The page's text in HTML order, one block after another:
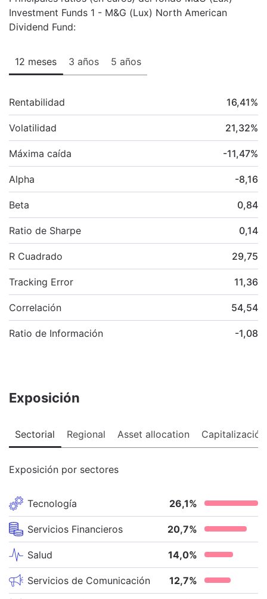
Investment Funds 1 - M&G (Lux) North American
Dividend Fund:
12 meses 3 años 5 años
Rentabilidad 16,41%
Volatilidad 21,32%
Máxima caída -11,47%
Alpha -8,16
Beta 0,84
Ratio de Sharpe 0,14
R Cuadrado 29,75
Tracking Error 11,36
Correlación 54,54
Ratio de Información -1,08
Exposición
Sectorial Regional Asset allocation Capitalización
Exposición por sectores
Tecnología 26,1%
Servicios Financieros 20,7%
Salud 14,0%
Servicios de Comunicación 12,7%